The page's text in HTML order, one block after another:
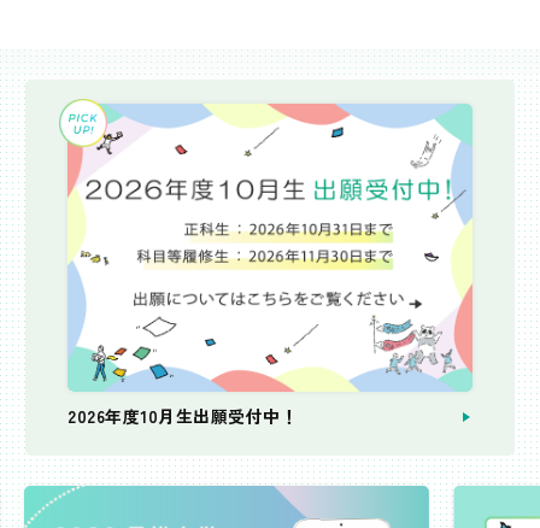
2026年度10月生出願受付中！